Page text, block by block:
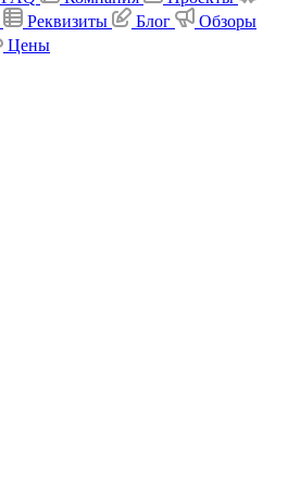
Реквизиты Блог
Обзоры
Цены